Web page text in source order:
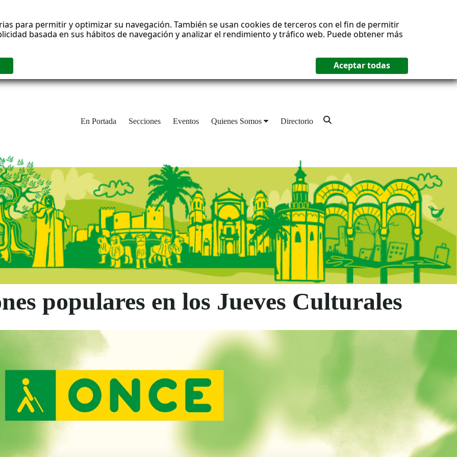
para permitir y optimizar su navegación. También se usan cookies de terceros con el fin de permitir
basada en sus hábitos de navegación y analizar el rendimiento y tráfico web. Puede obtener más
En Portada Secciones Eventos Quienes Somos Directorio
populares en los Jueves Culturales